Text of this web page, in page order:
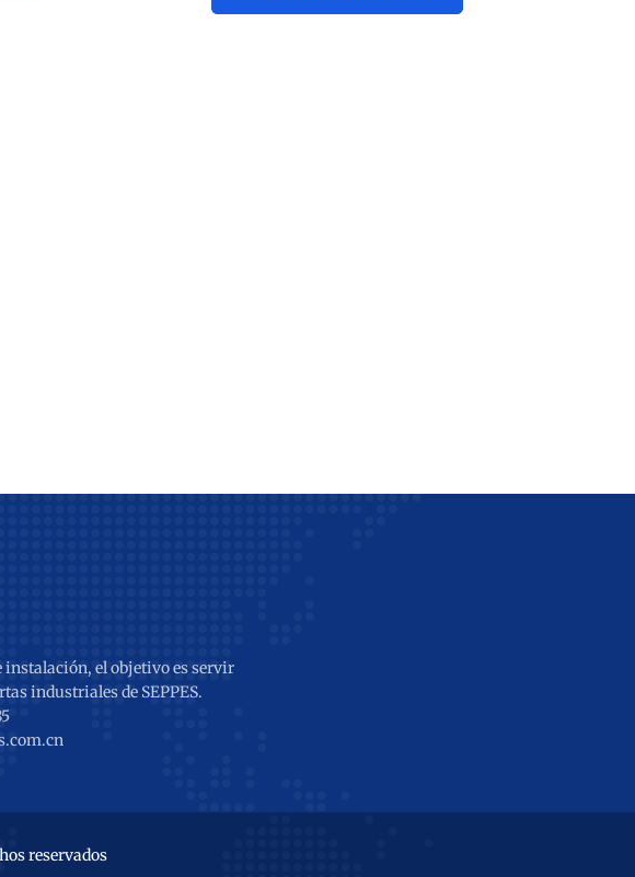
instalación, el objetivo es servir
industriales de SEPPES.
reservados